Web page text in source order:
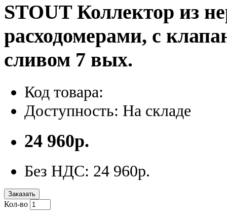
STOUT Коллектор из
расходомерами, с
сливом 7 вых.
Код товара:
Доступность: На складе
24 960р.
Без НДС: 24 960р.
Заказать
Кол-во